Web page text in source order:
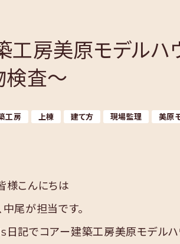
工房美原モデル
検査～
工房 上棟 建て方 現場監理 美原
様こんにちは
尾が担当です。
日記でコアー建築工房美原モデル